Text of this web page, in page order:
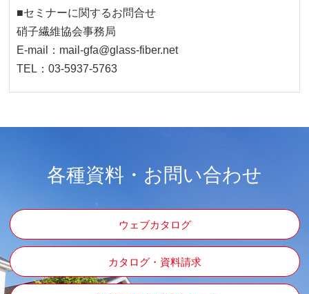
■セミナーに関するお問合せ
硝子繊維協会事務局
E-mail：mail-gfa@glass-fiber.net
TEL：03-5937-5763
各種資料・お問い合わせ
ウェブカタログ
カタログ・資料請求